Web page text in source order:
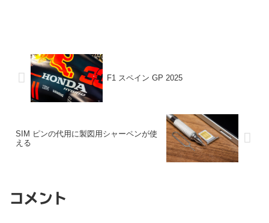
F1 スペイン GP 2025
SIM ピンの代用に製図用シャーペンが使
える
コメント